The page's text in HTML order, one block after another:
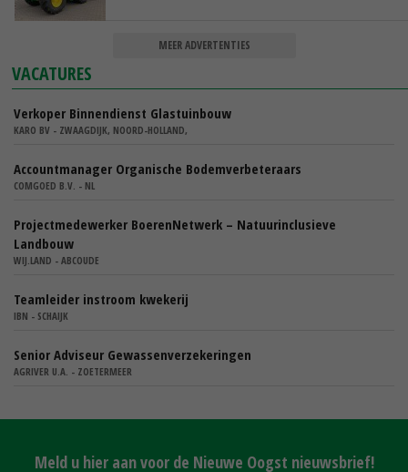
MEER ADVERTENTIES
VACATURES
Verkoper Binnendienst Glastuinbouw
KARO BV - ZWAAGDIJK, NOORD-HOLLAND,
Accountmanager Organische Bodemverbeteraars
COMGOED B.V. - NL
Projectmedewerker BoerenNetwerk – Natuurinclusieve
Landbouw
WIJ.LAND - ABCOUDE
Teamleider instroom kwekerij
IBN - SCHAIJK
Senior Adviseur Gewassenverzekeringen
AGRIVER U.A. - ZOETERMEER
Meld u hier aan voor de Nieuwe Oogst nieuwsbrief!